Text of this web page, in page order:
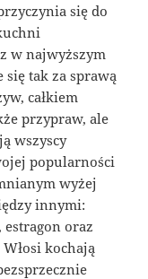
się do
w najwyższym
tak za sprawą
całkiem
przypraw, ale
wszyscy
popularności
wyżej
innymi:
oraz
kochają